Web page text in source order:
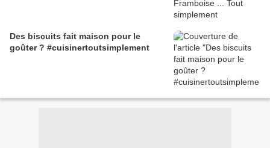
Des biscuits fait maison pour le
goûter ? #cuisinertoutsimplement